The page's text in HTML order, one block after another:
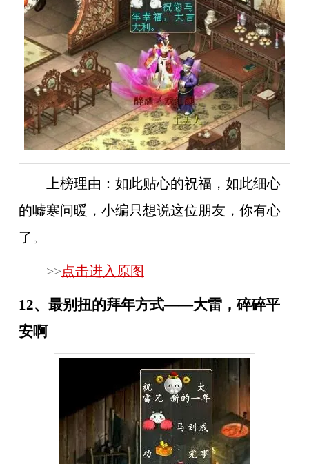
上榜理由： 如此贴心的祝福，如此细心
的嘘寒问暖，小编只想说这位朋友，你有心
了。
>>点击进入原图
12、最别扭的拜年方式——大雷，碎碎平
安啊